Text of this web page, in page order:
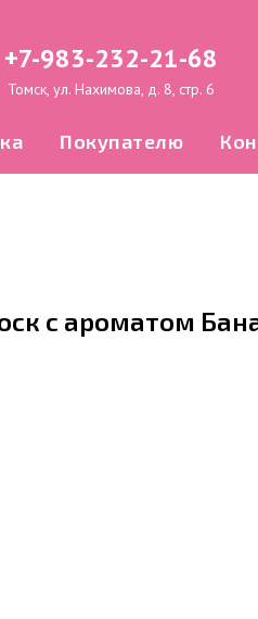
+7-983-232-21-68
Томск, ул. Нахимова, д. 8, стр. 6
Покупателю
с ароматом